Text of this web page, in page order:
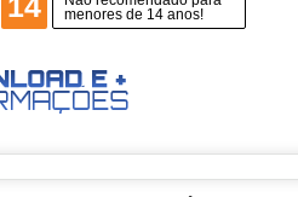
menores de 14 anos!